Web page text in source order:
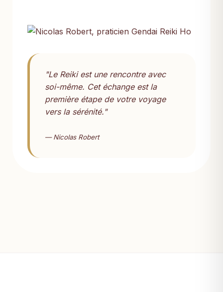
"Le Reiki est une rencontre avec
soi-même. Cet échange est la
première étape de votre voyage
vers la sérénité."
— Nicolas Robert